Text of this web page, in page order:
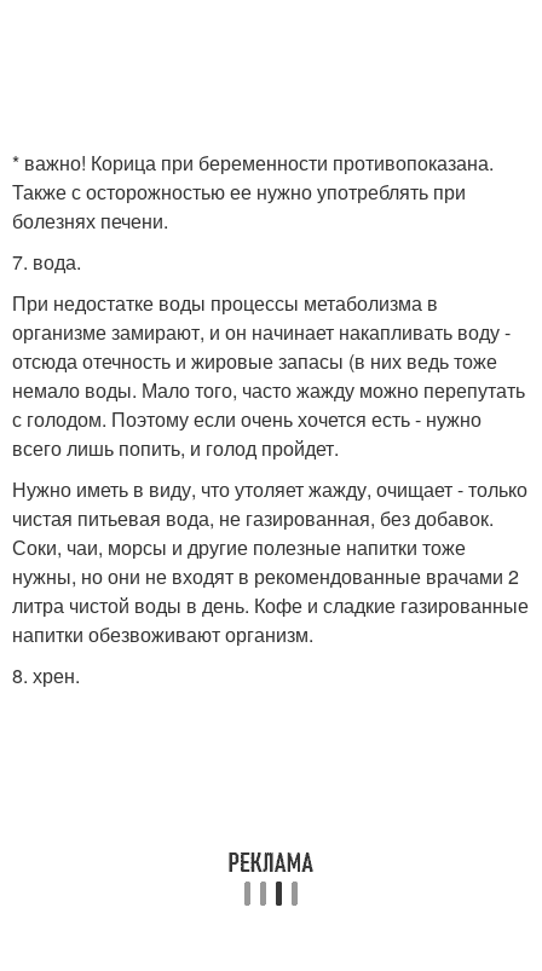
* важно! Корица при беременности противопоказана.
Также с осторожностью ее нужно употреблять при
болезнях печени.
7. вода.
При недостатке воды процессы метаболизма в
организме замирают, и он начинает накапливать воду -
отсюда отечность и жировые запасы (в них ведь тоже
немало воды. Мало того, часто жажду можно перепутать
с голодом. Поэтому если очень хочется есть - нужно
всего лишь попить, и голод пройдет.
Нужно иметь в виду, что утоляет жажду, очищает - только
чистая питьевая вода, не газированная, без добавок.
Соки, чаи, морсы и другие полезные напитки тоже
нужны, но они не входят в рекомендованные врачами 2
литра чистой воды в день. Кофе и сладкие газированные
напитки обезвоживают организм.
8. хрен.